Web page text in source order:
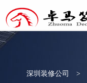
深圳装修公司 >